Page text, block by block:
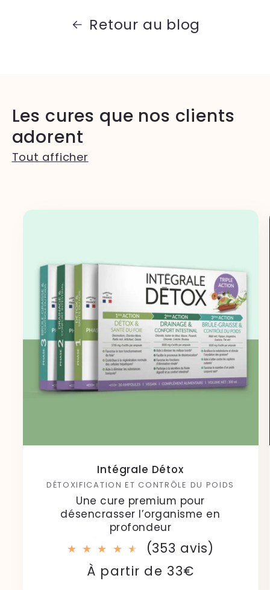
Retour au blog
Les cures que nos clients
adorent
Tout afficher
Intégrale Détox
DÉTOXIFICATION ET CONTRÔLE DU POIDS
Une cure premium pour
désencrasser l’organisme en
profondeur
(353 avis)
Prix
Prix
À partir de 33€